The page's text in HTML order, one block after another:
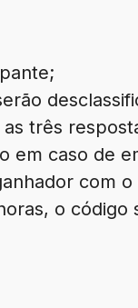
três
em caso de
com o
o código